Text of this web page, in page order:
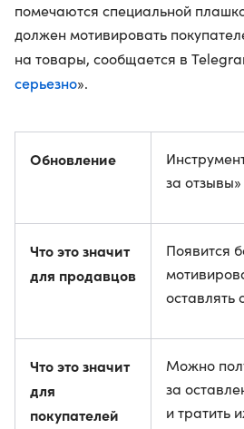
помечаются специальной
должен мотивировать
на товары, сообщается в
серьезно».
Обновление
за
Что это значит
для продавцов
Появится
оставлять
Что это значит
для
покупателей
Можно
за
и тратить